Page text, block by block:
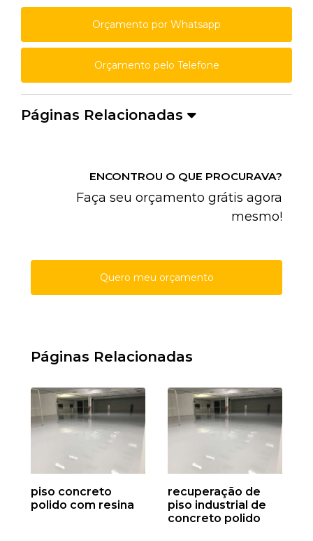
Orçamento por Whatsapp
Orçamento pelo Telefone
Páginas Relacionadas
ENCONTROU O QUE PROCURAVA?
Faça seu orçamento grátis agora
mesmo!
Quero meu orçamento
Páginas Relacionadas
piso concreto
polido com resina
recuperação de
piso industrial de
concreto polido